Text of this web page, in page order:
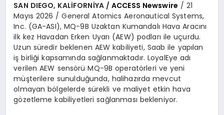
SAN DIEGO, KALİFORNİYA / ACCESS Newswire / 21
Mayıs 2026 / General Atomics Aeronautical Systems,
Inc. (GA-ASI), MQ-9B Uzaktan Kumandalı Hava Aracını
ilk kez Havadan Erken Uyarı (AEW) podları ile uçurdu.
Uzun süredir beklenen AEW kabiliyeti, Saab ile yapılan
iş birliği kapsamında sağlanmaktadır. LoyalEye adı
verilen AEW sensörü MQ-9B operatörleri ve yeni
müşterilere sunulduğunda, halihazırda mevcut
olmayan bölgelerde sürekli ve maliyet etkin hava
gözetleme kabiliyetleri sağlanması bekleniyor.